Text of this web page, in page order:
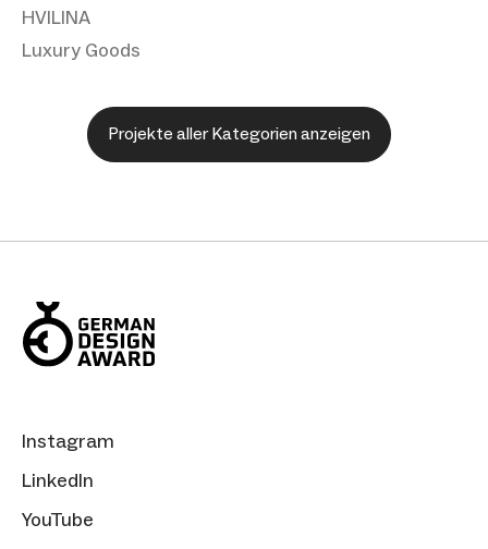
HVILINA
Luxury Goods
Projekte aller Kategorien anzeigen
Instagram
LinkedIn
YouTube